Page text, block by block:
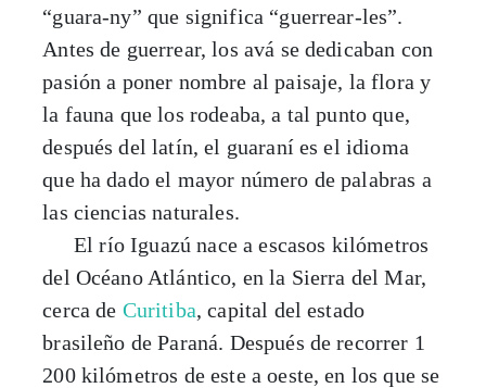
“guara-ny” que significa “guerrear-les”.
Antes de guerrear, los avá se dedicaban con
pasión a poner nombre al paisaje, la flora y
la fauna que los rodeaba, a tal punto que,
después del latín, el guaraní es el idioma
que ha dado el mayor número de palabras a
las ciencias naturales.
El río Iguazú nace a escasos kilómetros
del Océano Atlántico, en la Sierra del Mar,
cerca de Curitiba, capital del estado
brasileño de Paraná. Después de recorrer 1
200 kilómetros de este a oeste, en los que se